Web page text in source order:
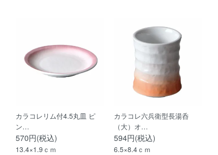
カラコレリム付4.5丸皿 ピ
ン…
570円(税込)
13.4×1.9ｃｍ
カラコレ六兵衛型長湯呑
（大）オ…
594円(税込)
6.5×8.4ｃｍ